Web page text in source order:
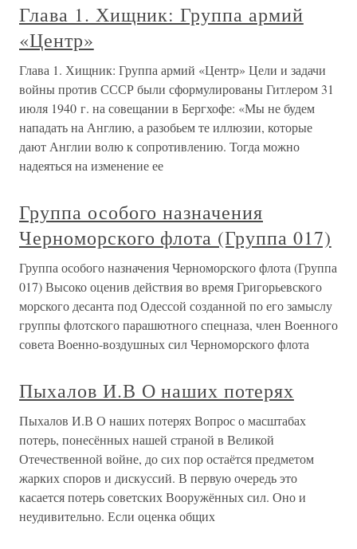
Глава 1. Хищник: Группа армий
«Центр»
Глава 1. Хищник: Группа армий «Центр» Цели и задачи
войны против СССР были сформулированы Гитлером 31
июля 1940 г. на совещании в Бергхофе: «Мы не будем
нападать на Англию, а разобьем те иллюзии, которые
дают Англии волю к сопротивлению. Тогда можно
надеяться на изменение ее
Группа особого назначения
Черноморского флота (Группа 017)
Группа особого назначения Черноморского флота (Группа
017) Высоко оценив действия во время Григорьевского
морского десанта под Одессой созданной по его замыслу
группы флотского парашютного спецназа, член Военного
совета Военно-воздушных сил Черноморского флота
Пыхалов И.В О наших потерях
Пыхалов И.В О наших потерях Вопрос о масштабах
потерь, понесённых нашей страной в Великой
Отечественной войне, до сих пор остаётся предметом
жарких споров и дискуссий. В первую очередь это
касается потерь советских Вооружённых сил. Оно и
неудивительно. Если оценка общих